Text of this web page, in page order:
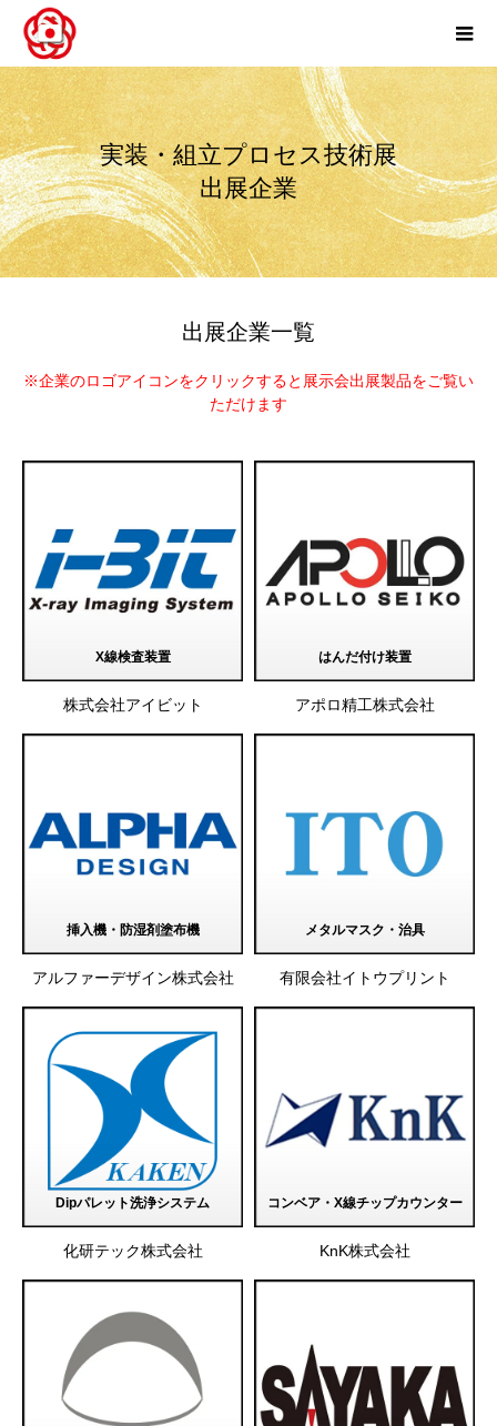
実装・組立プロセス技術展
出展企業
出展企業一覧
※企業のロゴアイコンをクリックすると展示会出展製品をご覧い
ただけます
X線検査装置
株式会社アイビット
はんだ付け装置
アポロ精工株式会社
挿入機・防湿剤塗布機
アルファーデザイン株式会社
メタルマスク・治具
有限会社イトウプリント
Dipパレット洗浄システム
化研テック株式会社
コンベア・X線チップカウンター
KnK株式会社